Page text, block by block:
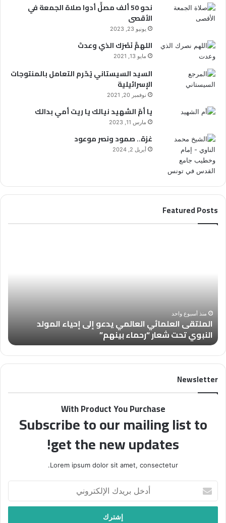
نحو 50 ألف مصلٍّ أدوا صلاة الجمعة في
الأقصى
يونيو 23, 2023
اللهمَّ نَصْرَك الذي وعدتَ
مايو 13, 2021
السيد السيستاني يُحّرم التعامل بالمنتوجات
الإسرائيلية
نوفمبر 20, 2021
يا أمّ الشهيد نيالك يا ريت أمي بدالك
مارس 11, 2023
غزة.. صمود ونصر موعود
أبريل 2, 2024
Featured Posts
النبوي
تحت
شعار
“رحماء
بينهم”
منذ أسبوع واحد
الملتقى العلمائي العالمي يدعو إلى إحياء المولد
النبوي تحت شعار “رحماء بينهم”
Newsletter
With Product You Purchase
Subscribe to our mailing list to
get the new updates!
Lorem ipsum dolor sit amet, consectetur.
بريدك
الإلكتروني